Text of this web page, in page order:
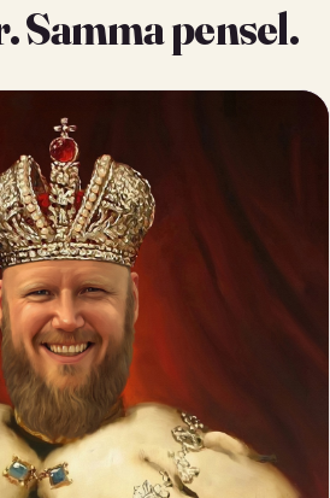
Samma pensel.